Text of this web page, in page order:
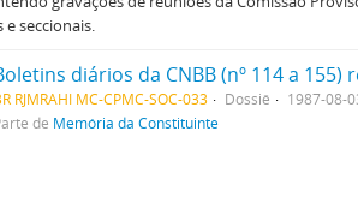
seccionais.
RJMRAHI MC-CPMC-SOC-033 Dossiê
1987-08-
de Memória da Constituinte